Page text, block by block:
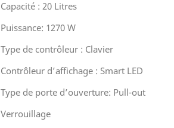
Capacité : 20 Litres
Puissance: 1270 W
Type de contrôleur : Clavier
Contrôleur d’affichage : Smart LED
Type de porte d’ouverture: Pull-out
Verrouillage